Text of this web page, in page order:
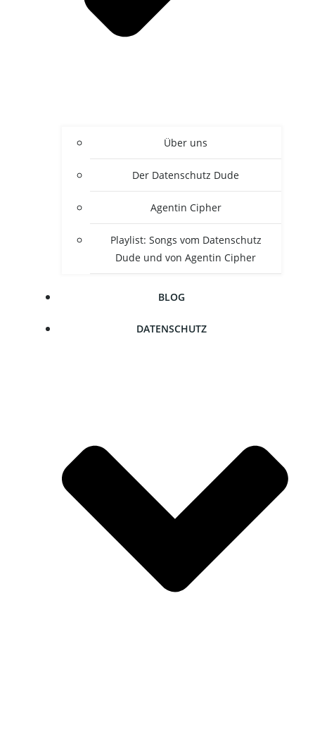
Über uns
Der Daten­schutz Dude
Agen­tin Cipher
Play­list: Songs vom Daten­schutz
Dude und von Agen­tin Cipher
BLOG
DATEN­SCHUTZ